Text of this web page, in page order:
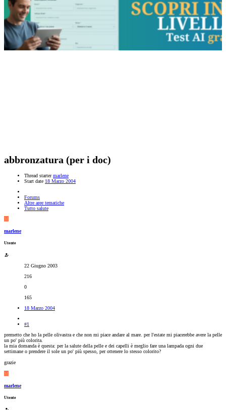
abbronzatura (per i doc)
Thread starter marlene
Start date 18 Marzo 2004
Forums
Altre aree tematiche
Tutto salute
M
marlene
Utente
22 Giugno 2003
216
0
165
18 Marzo 2004
#1
premetto che ho la pelle olivastra e che non mi piace andare al mare. per l'estate mi piacerebbe avere la pelle
un po' più colorita.
la mia domanda è questa: per la salute della pelle e dei capelli è meglio fare una lampada ogni due
settimane o prendere il sole un po' più spesso, per ottenere lo stesso colorito?
grazie
M
marlene
Utente